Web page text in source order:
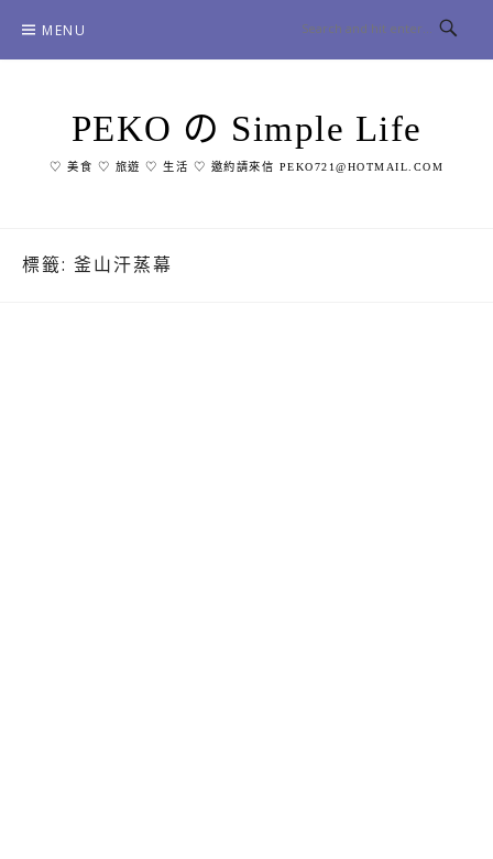
content
MENU
PEKO の Simple Life
♡ 美食 ♡ 旅遊 ♡ 生活 ♡ 邀約請來信 PEKO721@HOTMAIL.COM
標籤: 釜山汗蒸幕